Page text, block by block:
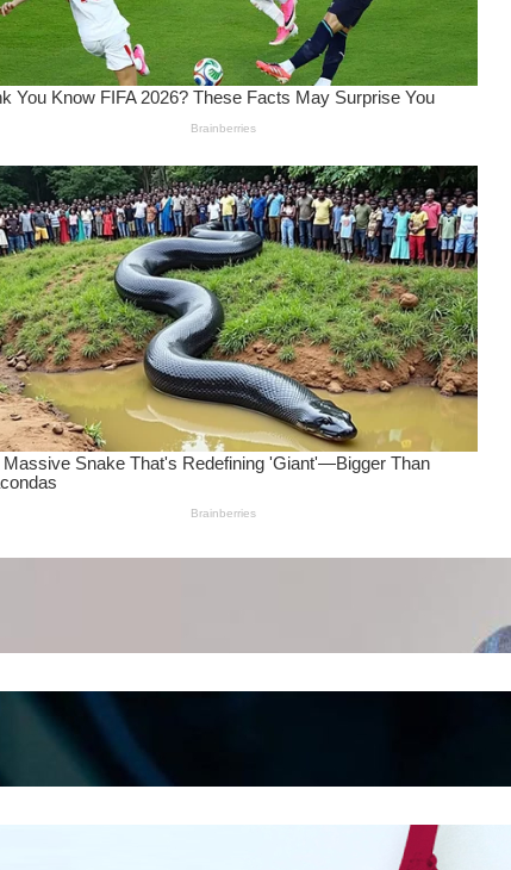
Wanita Pamer Pakaian
Kepribadian
Mengintip Kepribadian
Wanita Dari Warna Bra